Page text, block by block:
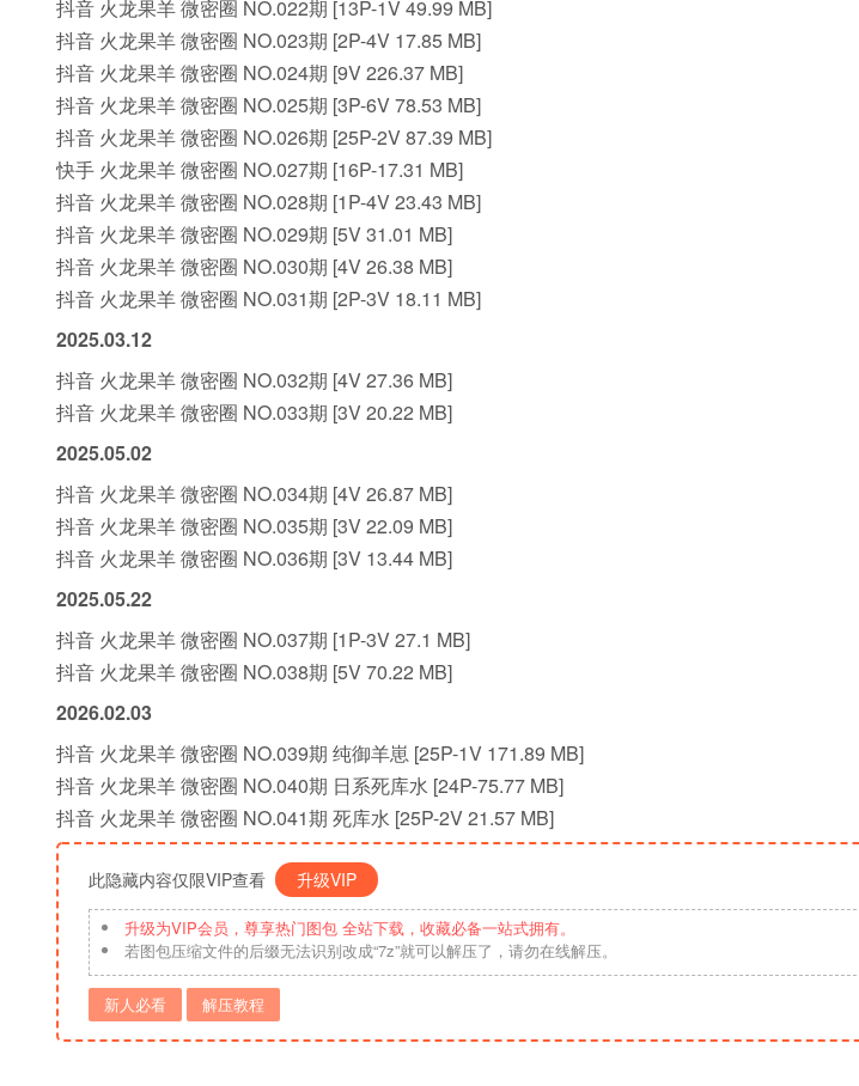
抖音 火龙果羊 微密圈 NO.022期 [13P-1V 49.99 MB]
抖音 火龙果羊 微密圈 NO.023期 [2P-4V 17.85 MB]
抖音 火龙果羊 微密圈 NO.024期 [9V 226.37 MB]
抖音 火龙果羊 微密圈 NO.025期 [3P-6V 78.53 MB]
抖音 火龙果羊 微密圈 NO.026期 [25P-2V 87.39 MB]
快手 火龙果羊 微密圈 NO.027期 [16P-17.31 MB]
抖音 火龙果羊 微密圈 NO.028期 [1P-4V 23.43 MB]
抖音 火龙果羊 微密圈 NO.029期 [5V 31.01 MB]
抖音 火龙果羊 微密圈 NO.030期 [4V 26.38 MB]
抖音 火龙果羊 微密圈 NO.031期 [2P-3V 18.11 MB]
2025.03.12
抖音 火龙果羊 微密圈 NO.032期 [4V 27.36 MB]
抖音 火龙果羊 微密圈 NO.033期 [3V 20.22 MB]
2025.05.02
抖音 火龙果羊 微密圈 NO.034期 [4V 26.87 MB]
抖音 火龙果羊 微密圈 NO.035期 [3V 22.09 MB]
抖音 火龙果羊 微密圈 NO.036期 [3V 13.44 MB]
2025.05.22
抖音 火龙果羊 微密圈 NO.037期 [1P-3V 27.1 MB]
抖音 火龙果羊 微密圈 NO.038期 [5V 70.22 MB]
2026.02.03
抖音 火龙果羊 微密圈 NO.039期 纯御羊崽 [25P-1V 171.89 MB]
抖音 火龙果羊 微密圈 NO.040期 日系死库水 [24P-75.77 MB]
抖音 火龙果羊 微密圈 NO.041期 死库水 [25P-2V 21.57 MB]
此隐藏内容仅限VIP查看 升级VIP
升级为VIP会员，尊享热门图包 全站下载，收藏必备一站式拥有。
若图包压缩文件的后缀无法识别改成“7z”就可以解压了，请勿在线解压。
新人必看 解压教程